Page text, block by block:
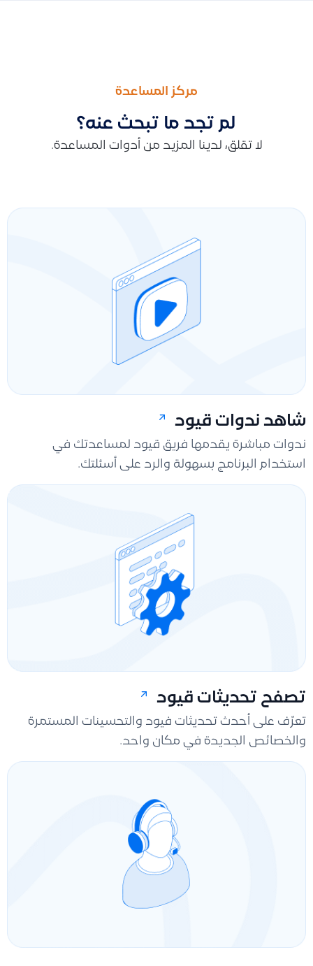
مركز المساعدة
لم تجد ما تبحث عنه؟
لا تقلق، لدينا المزيد من أدوات المساعدة.
شاهد ندوات قيود
ندوات مباشرة يقدمها فريق قيود لمساعدتك في
استخدام البرنامج بسهولة والرد على أسئلتك.
تصفح تحديثات قيود
تعرّف على أحدث تحديثات فيود والتحسينات المستمرة
والخصائص الجديدة في مكان واحد.